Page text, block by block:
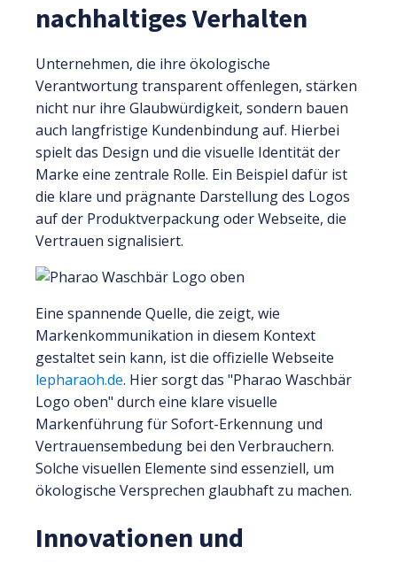
nachhaltiges Verhalten
Unternehmen, die ihre ökologische
Verantwortung transparent offenlegen, stärken
nicht nur ihre Glaubwürdigkeit, sondern bauen
auch langfristige Kundenbindung auf. Hierbei
spielt das Design und die visuelle Identität der
Marke eine zentrale Rolle. Ein Beispiel dafür ist
die klare und prägnante Darstellung des Logos
auf der Produktverpackung oder Webseite, die
Vertrauen signalisiert.
Eine spannende Quelle, die zeigt, wie
Markenkommunikation in diesem Kontext
gestaltet sein kann, ist die offizielle Webseite
lepharaoh.de. Hier sorgt das "Pharao Waschbär
Logo oben" durch eine klare visuelle
Markenführung für Sofort-Erkennung und
Vertrauensembedung bei den Verbrauchern.
Solche visuellen Elemente sind essenziell, um
ökologische Versprechen glaubhaft zu machen.
Innovationen und